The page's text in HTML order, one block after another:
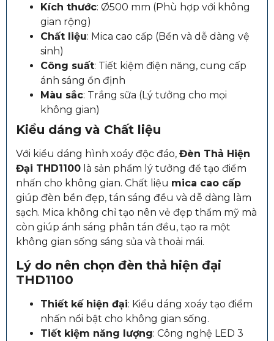
Kích thước: Ø500 mm (Phù hợp với không
gian rộng)
Chất liệu: Mica cao cấp (Bền và dễ dàng vệ
sinh)
Công suất: Tiết kiệm điện năng, cung cấp
ánh sáng ổn định
Màu sắc: Trắng sữa (Lý tưởng cho mọi
không gian)
Kiểu dáng và Chất liệu
Với kiểu dáng hình xoáy độc đáo, Đèn Thả Hiện
Đại THD1100 là sản phẩm lý tưởng để tạo điểm
nhấn cho không gian. Chất liệu mica cao cấp
giúp đèn bền đẹp, tán sáng đều và dễ dàng làm
sạch. Mica không chỉ tạo nên vẻ đẹp thẩm mỹ mà
còn giúp ánh sáng phân tán đều, tạo ra một
không gian sống sáng sủa và thoải mái.
Lý do nên chọn đèn thả hiện đại
THD1100
Thiết kế hiện đại: Kiểu dáng xoáy tạo điểm
nhấn nổi bật cho không gian sống.
Tiết kiệm năng lượng: Công nghệ LED 3